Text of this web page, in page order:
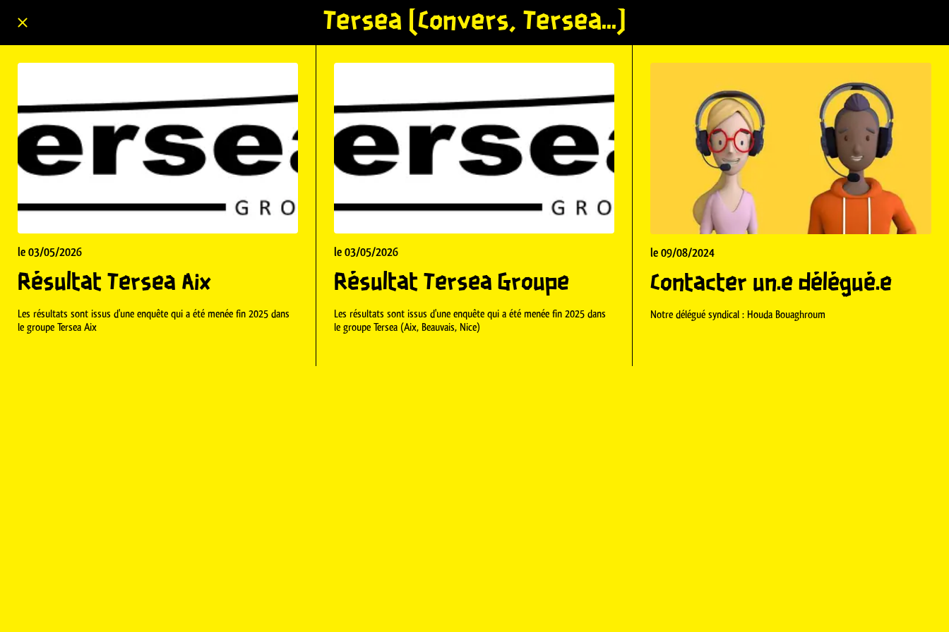
Tersea (Convers, Tersea...)
le 03/05/2026
Résultat Tersea Aix
Les résultats sont issus d'une enquête qui a été menée fin 2025 dans
le groupe Tersea Aix
le 03/05/2026
Résultat Tersea Groupe
Les résultats sont issus d'une enquête qui a été menée fin 2025 dans
le groupe Tersea (Aix, Beauvais, Nice)
le 09/08/2024
Contacter un.e délégué.e
Notre délégué syndical : Houda Bouaghroum